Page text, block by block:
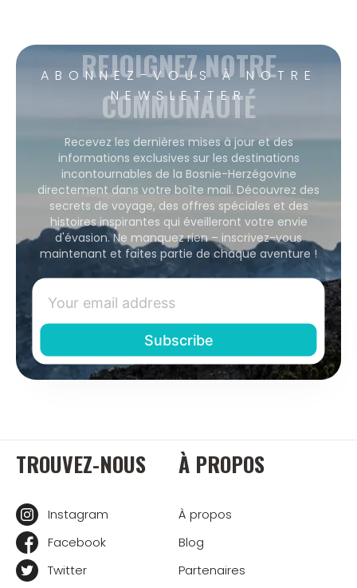
ABONNEZ-VOUS À NOTRE
NEWSLETTER
REJOIGNEZ NOTRE
COMMUNAUTÉ
Recevez les dernières mises à jour et des
informations exclusives sur les destinations
incontournables de la Bosnie-Herzégovine
directement dans votre boîte mail. Découvrez des
secrets de voyage, des offres spéciales et des
histoires inspirantes qui éveilleront votre envie
d'évasion. Ne manquez rien – inscrivez-vous
maintenant et faites partie de chaque aventure !
TROUVEZ-NOUS
Instagram
Facebook
Twitter
À PROPOS
À propos
Blog
Partenaires